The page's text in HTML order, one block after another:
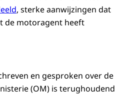
, sterke aanwijzingen dat
de motoragent heeft
en gesproken over de
(OM) is terughoudend